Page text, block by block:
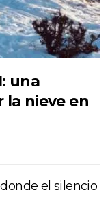
una
la nieve en
el silencio